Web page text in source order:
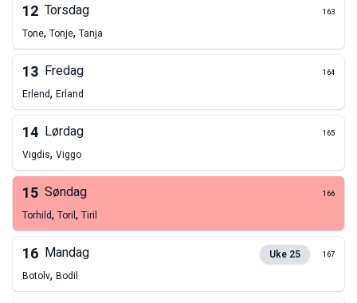
12 Torsdag 163
Tone, Tonje, Tanja
13 Fredag 164
Erlend, Erland
14 Lørdag 165
Vigdis, Viggo
15 Søndag 166
Torhild, Toril, Tiril
16 Mandag Uke 25 167
Botolv, Bodil